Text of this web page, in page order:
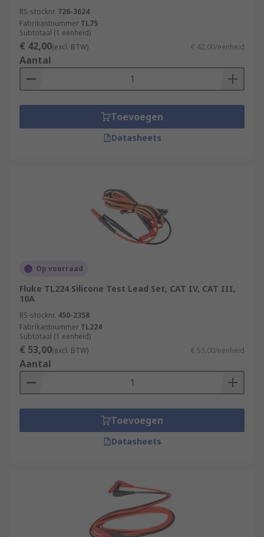
RS-stocknr. 726-3624
Fabrikantnummer TL75
Subtotaal (1 eenheid)
€ 42,00(excl. BTW) € 42,00/eenheid
Aantal
Toevoegen
Datasheets
Op voorraad
Fluke TL224 Silicone Test Lead Set, CAT IV, CAT III,
10A
RS-stocknr. 450-2358
Fabrikantnummer TL224
Subtotaal (1 eenheid)
€ 53,00(excl. BTW) € 53,00/eenheid
Aantal
Toevoegen
Datasheets